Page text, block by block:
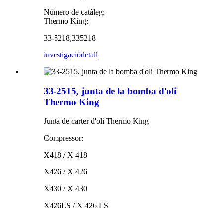
Número de catàleg:
Thermo King:
33-5218,335218
investigaciódetall
33-2515, junta de la bomba d'oli
Thermo King
Junta de carter d'oli Thermo King
Compressor:
X418 / X 418
X426 / X 426
X430 / X 430
X426LS / X 426 LS